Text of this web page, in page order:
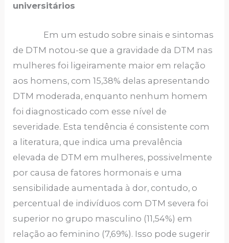
universitários
Em um estudo sobre sinais e sintomas
de DTM notou-se que a gravidade da DTM nas
mulheres foi ligeiramente maior em relação
aos homens, com 15,38% delas apresentando
DTM moderada, enquanto nenhum homem
foi diagnosticado com esse nível de
severidade. Esta tendência é consistente com
a literatura, que indica uma prevalência
elevada de DTM em mulheres, possivelmente
por causa de fatores hormonais e uma
sensibilidade aumentada à dor, contudo, o
percentual de indivíduos com DTM severa foi
superior no grupo masculino (11,54%) em
relação ao feminino (7,69%). Isso pode sugerir